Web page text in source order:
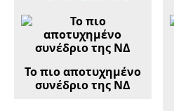
Το πιο αποτυχημένο
συνέδριο της ΝΔ